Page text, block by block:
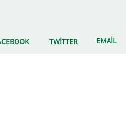
TWITTER EMAIL